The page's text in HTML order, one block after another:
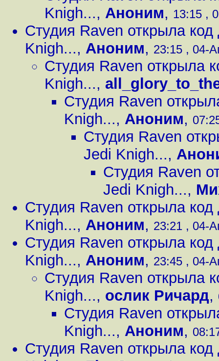
Knigh..., Аноним, 13:15 ,
Студия Raven открыла
Knigh..., Аноним, 23:15 , 04-
Студия Raven открыла
Knigh...,
Студия Raven
Knigh..., Аноним,
Студия Raven
Jedi Knigh...,
Студия Raven
Jedi Knigh...,
Студия Raven открыла
Knigh..., Аноним, 23:21 , 04-
Студия Raven открыла
Knigh..., Аноним, 23:45 , 04-
Студия Raven открыла
Knigh..., ослик Ричард,
Студия Raven
Knigh..., Аноним,
Студия Raven открыла